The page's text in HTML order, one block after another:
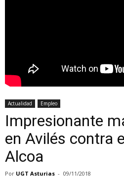
Actualidad Empleo
Impresionante
en Avilés contra
Alcoa
Por UGT Asturias - 09/11/2018